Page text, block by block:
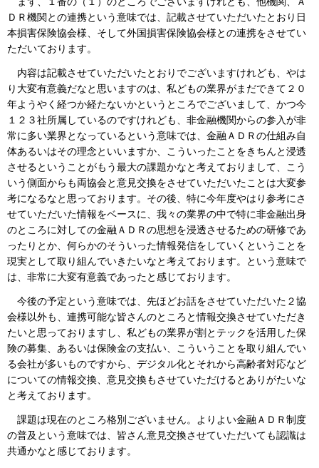
ＤＲ機関との連携という意味では、記載させていただいたとおり日
本損害保険協会様、そして外国損害保険協会様との連携をさせてい
ただいております。
内容は記載させていただいたとおりでございますけれども、やは
り大変有意義だなと思いますのは、私どもの業界がまだできて２０
年ようやく経つか経たないかというところでございまして、かつ今
１２３社所属しているのですけれども、非金融機関からの参入が非
常に多い業界となっているという意味では、金融ＡＤＲの仕組み自
体あるいはその理念といいますか、こういったことをきちんと浸透
させるということがもう最大の課題かなと考えておりまして、こう
いう側面からも両協会と意見交換をさせていただいたことは大変参
考になるなと思っております。その後、特に今年度やはり参考にさ
せていただいた情報をベースに、我々の業界の中で特に非金融出身
のところに対しての金融ＡＤＲの思想を浸透させるための研修であ
ったりとか、何らかのそういった情報発信をしていくということを
現実として取り組んでいきたいなと考えております。という意味で
は、非常に大変有意義であったと感じております。
今後の予定という意味では、先ほどお話をさせていただいた２協
会様以外も、連携可能な皆さんのところと情報交換させていただき
たいと思っておりますし、私どもの業界が割とテックを活用した保
険の募集、あるいは保険金の支払い、こういうことを取り組んでい
る会社が多いものですから、デジタル化とそれから高齢者対応など
についての情報交換、意見交換もさせていただけるとありがたいな
と考えております。
課題は現在のところ格別ございません。よりよい金融ＡＤＲ制度
の普及という意味では、皆さん意見交換させていただいても認識は
共通かなと感じております。